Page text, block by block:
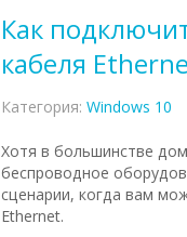
Как
кабеля
Категория: Windows 10
Хотя в большинстве
беспроводное
сценарии, когда вам
Ethernet.